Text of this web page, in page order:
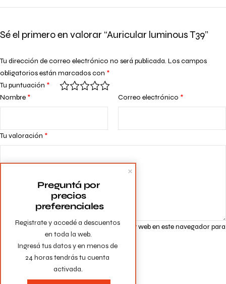
Sé el primero en valorar “Auricular luminous T39”
Tu dirección de correo electrónico no será publicada. Los campos
obligatorios están marcados con *
Tu puntuación *
Tu valoración *
Nombre * Correo electrónico *
Guarda mi nombre, correo electrónico y web en este navegador para
la próxima vez que comente.
Registrate y accedé a descuentos
en toda la web.
Ingresá tus datos y en menos de
24 horas tendrás tu cuenta
activada.
Preguntá por
precios
preferenciales